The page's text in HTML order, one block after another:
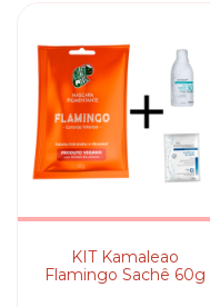
KIT Kamaleao
Flamingo Sachê 60g